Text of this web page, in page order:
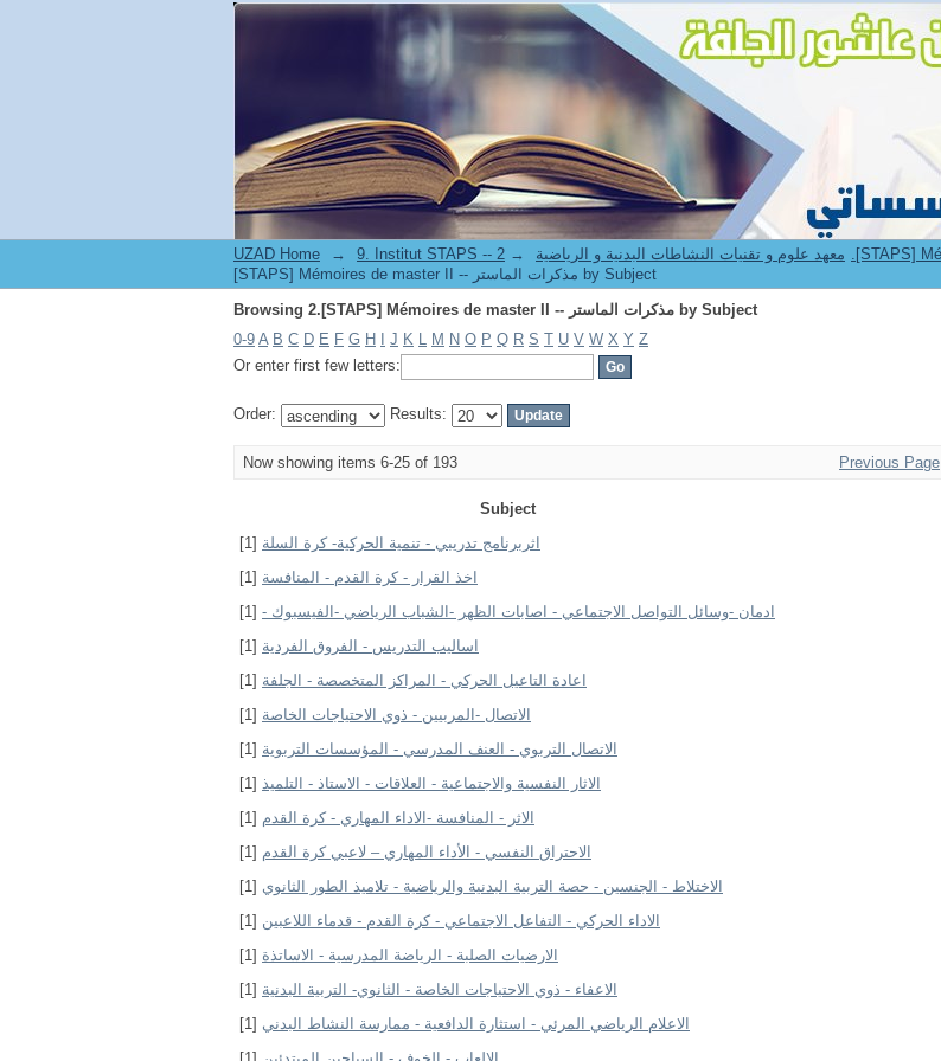
Browsing 2.[STAPS] Mémoires de master II -- مذكرات الماستر by Subject
UZAD Home → 9. Institut STAPS -- معهد علوم و تقنيات النشاطات البدنية و الرياضية →
[STAPS] Mémoires de master II -- مذكرات الماستر by Subject
Browsing 2.[STAPS] Mémoires de master II -- مذكرات الماستر by Subject
0-9 A B C D E F G H J K L M N O P Q R S T U V W X Y Z
Or enter first few letters:
Order: Results:
Now showing items 6-25 of 193 Previous Page
Subject
اثربرنامج تدريبي - تنمية الحركية- كرة السلة [1]
اخذ القرار - كرة القدم - المنافسة [1]
ادمان -وسائل التواصل الاجتماعي - اصابات الظهر -الشباب الرياضي -الفيسبوك - [1]
اساليب التدريس - الفروق الفردية [1]
اعادة التاعيل الحركي - المراكز المتخصصة - الجلفة [1]
الاتصال -المربيين - ذوي الاحتياجات الخاصة [1]
الاتصال التربوي - العنف المدرسي - المؤسسات التربوية [1]
الاثار النفسية والاجتماعية - العلاقات - الاستاذ - التلميذ [1]
الاثر - المنافسة -الاداء المهاري - كرة القدم [1]
الاحتراق النفسي - الأداء المهاري – لاعبي كرة القدم [1]
الاختلاط - الجنسين - حصة التربية البدنية والرياضية - تلاميذ الطور الثانوي [1]
الاداء الحركي - التفاعل الاجتماعي - كرة القدم - قدماء اللاعبين [1]
الارضيات الصلبة - الرياضة المدرسية - الاساتذة [1]
الاعفاء - ذوي الاحتياجات الخاصة - الثانوي- التربية البدنية [1]
الاعلام الرياضي المرئي - استثارة الدافعية - ممارسة النشاط البدني [1]